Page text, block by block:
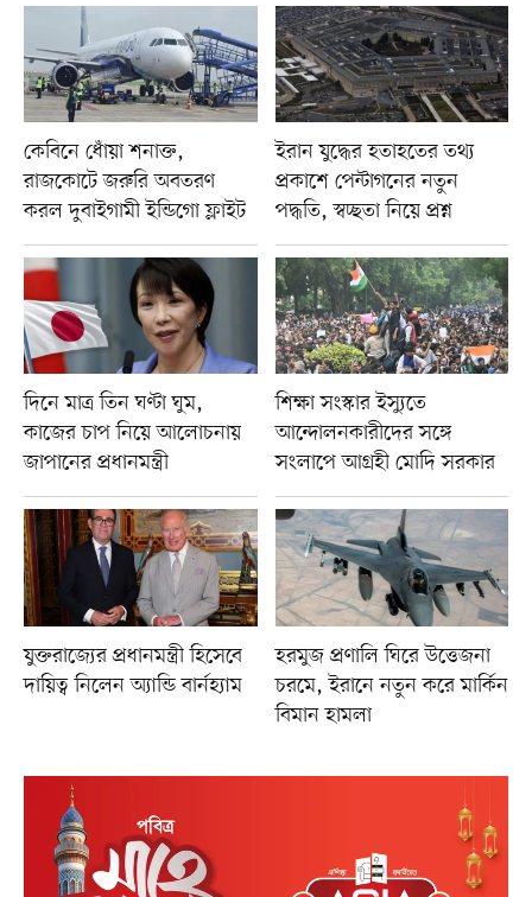
কেবিনে ধোঁয়া শনাক্ত,
রাজকোটে জরুরি অবতরণ
করল দুবাইগামী ইন্ডিগো ফ্লাইট
ইরান যুদ্ধের হতাহতের তথ্য
প্রকাশে পেন্টাগনের নতুন
পদ্ধতি, স্বচ্ছতা নিয়ে প্রশ্ন
দিনে মাত্র তিন ঘণ্টা ঘুম,
কাজের চাপ নিয়ে আলোচনায়
জাপানের প্রধানমন্ত্রী
শিক্ষা সংস্কার ইস্যুতে
আন্দোলনকারীদের সঙ্গে
সংলাপে আগ্রহী মোদি সরকার
যুক্তরাজ্যের প্রধানমন্ত্রী হিসেবে
দায়িত্ব নিলেন অ্যান্ডি বার্নহ্যাম
হরমুজ প্রণালি ঘিরে উত্তেজনা
চরমে, ইরানে নতুন করে মার্কিন
বিমান হামলা